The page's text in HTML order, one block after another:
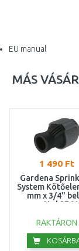
EU manual
MÁS
1 490 Ft
Gardena
System
mm x 3/4"
menettel
RAKTÁRON